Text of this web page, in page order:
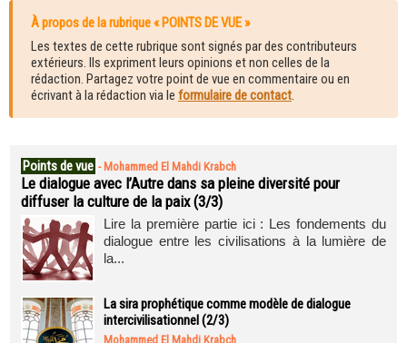
À propos de la rubrique « POINTS DE VUE »
Les textes de cette rubrique sont signés par des contributeurs
extérieurs. Ils expriment leurs opinions et non celles de la
rédaction. Partagez votre point de vue en commentaire ou en
écrivant à la rédaction via le formulaire de contact.
Points de vue - Mohammed El Mahdi Krabch
Le dialogue avec l’Autre dans sa pleine diversité pour
diffuser la culture de la paix (3/3)
Lire la première partie ici : Les fondements du
dialogue entre les civilisations à la lumière de
la...
La sira prophétique comme modèle de dialogue
intercivilisationnel (2/3)
Mohammed El Mahdi Krabch